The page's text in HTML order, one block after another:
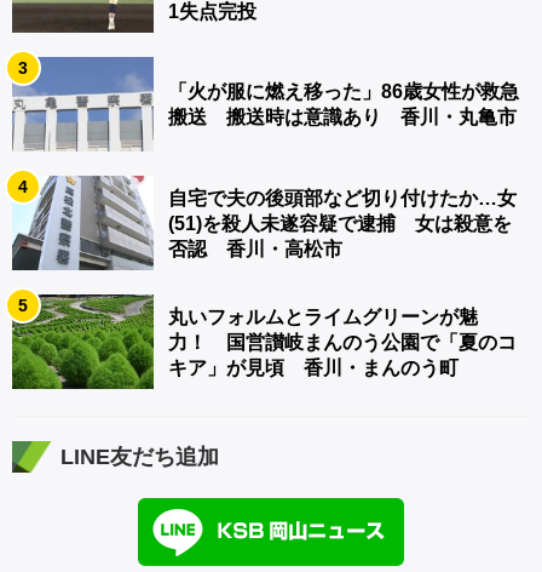
1失点完投
3
「火が服に燃え移った」86歳女性が救急
搬送 搬送時は意識あり 香川・丸亀市
4
自宅で夫の後頭部など切り付けたか…女
(51)を殺人未遂容疑で逮捕 女は殺意を
否認 香川・高松市
5
丸いフォルムとライムグリーンが魅
力！ 国営讃岐まんのう公園で「夏のコ
キア」が見頃 香川・まんのう町
LINE友だち追加